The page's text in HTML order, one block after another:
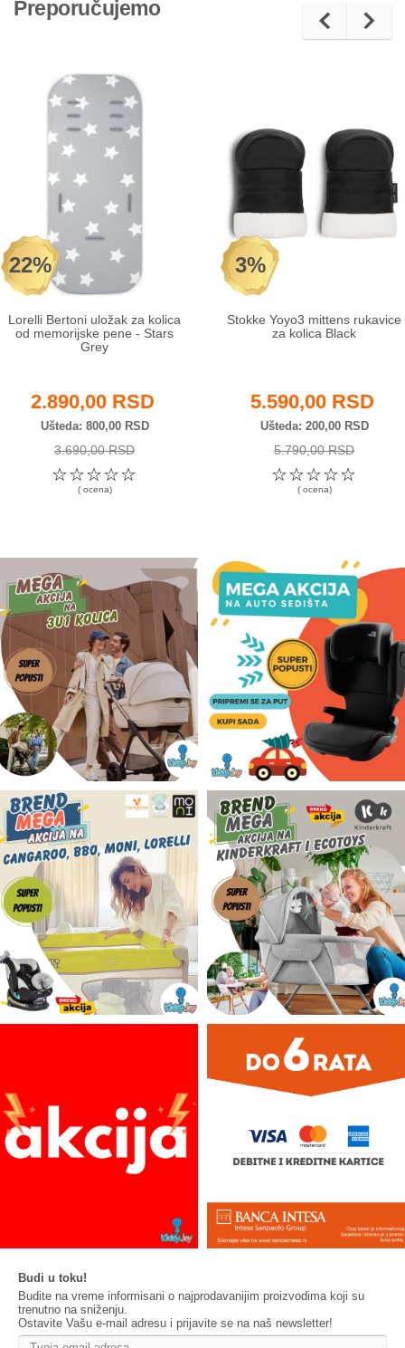
Preporučujemo
22%
Lorelli Bertoni uložak za kolica
od memorijske pene - Stars
Grey
2.890,00 RSD
Ušteda 800,00 RSD
3.690,00 RSD
☆
☆
☆
☆
☆
( ocena)
3%
Stokke Yoyo3 mittens rukavice
za kolica Black
5.590,00 RSD
Ušteda 200,00 RSD
5.790,00 RSD
☆
☆
☆
☆
☆
( ocena)
Budi u toku!
Budite na vreme informisani o najprodavanijim proizvodima koji su
trenutno na sniženju.
Ostavite Vašu e-mail adresu i prijavite se na naš newsletter!